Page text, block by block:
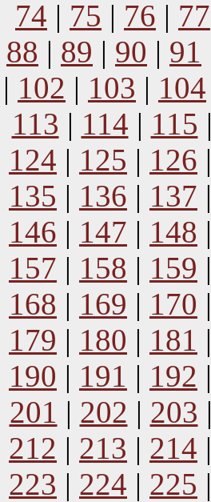
74 | 75 | 76 | 77
88 | 89 | 90 | 91
| 102 | 103 | 104
113 | 114 | 115 |
124 | 125 | 126 |
135 | 136 | 137 |
146 | 147 | 148 |
157 | 158 | 159 |
168 | 169 | 170 |
179 | 180 | 181 |
190 | 191 | 192 |
201 | 202 | 203 |
212 | 213 | 214 |
223 | 224 | 225 |